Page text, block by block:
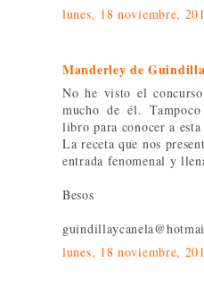
lunes, 18 noviembre,
Manderley de
No he visto el
mucho de él.
libro para conocer a esta
La receta que nos
entrada fenomenal y
Besos
lunes, 18 noviembre,